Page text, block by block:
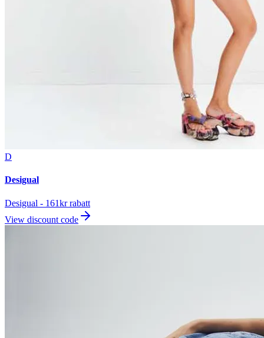
D
Desigual
Desigual - 161kr rabatt
View discount code